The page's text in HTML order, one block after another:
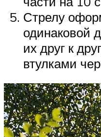
Стрелу
одинаковой
их друг к
втулками